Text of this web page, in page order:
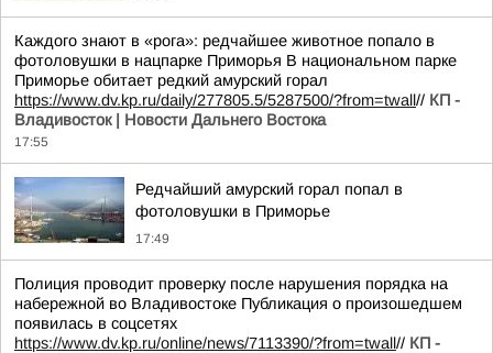
Каждого знают в «рога»: редчайшее животное попало в
фотоловушки в нацпарке Приморья В национальном парке
Приморье обитает редкий амурский горал
https://www.dv.kp.ru/daily/277805.5/5287500/?from=twall// КП -
Владивосток | Новости Дальнего Востока
17:55
Редчайший амурский горал попал в
фотоловушки в Приморье
17:49
Полиция проводит проверку после нарушения порядка на
набережной во Владивостоке Публикация о произошедшем
появилась в соцсетях
https://www.dv.kp.ru/online/news/7113390/?from=twall// КП -